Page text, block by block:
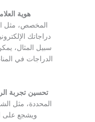
هوية
المخصص، مثل
دراجاتك
سبيل المثال،
الدراجات في
تحسين تجربة
المحددة، مثل
ويشجع على